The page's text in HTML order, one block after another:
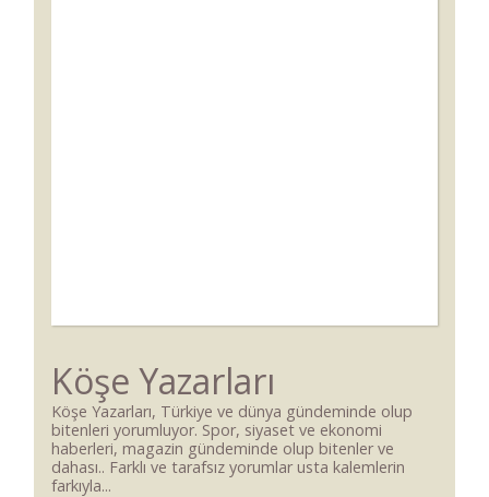
Köşe Yazarları
Köşe Yazarları, Türkiye ve dünya gündeminde olup
bitenleri yorumluyor. Spor, siyaset ve ekonomi
haberleri, magazin gündeminde olup bitenler ve
dahası.. Farklı ve tarafsız yorumlar usta kalemlerin
farkıyla...